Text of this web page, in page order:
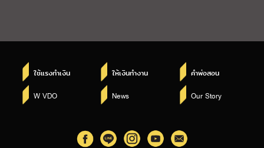
ใช้แรงทำเงิน ให้เงินทำงาน คำพ่อสอน
W VDO News Our Story